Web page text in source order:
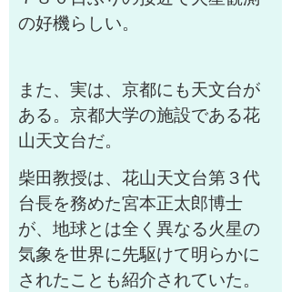
の好機らしい。
また、実は、京都にも天文台が
ある。京都大学の施設である花
山天文台だ。
柴田教授は、花山天文台第３代
台長を務めた宮本正太郎博士
が、地球とは全く異なる火星の
気象を世界に先駆けて明らかに
されたことも紹介されていた。